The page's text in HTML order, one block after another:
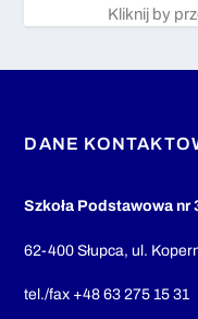
Kliknij by
DANE
Szkoła Podstawowa nr
62-400 Słupca, ul.
tel./fax +48 63 275 15 31